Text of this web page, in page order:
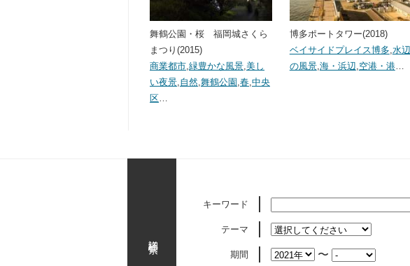
舞鶴公園・桜 福岡城さくら
まつり(2015)
商業都市 緑豊かな風景 美し
い夜景 自然 舞鶴公園 春 中央
区
博多ポートタワー(2018)
ベイサイドプレイス博多 水辺
の風景, 海・浜辺 空港・港…
キーワード
テーマ
期間 〜